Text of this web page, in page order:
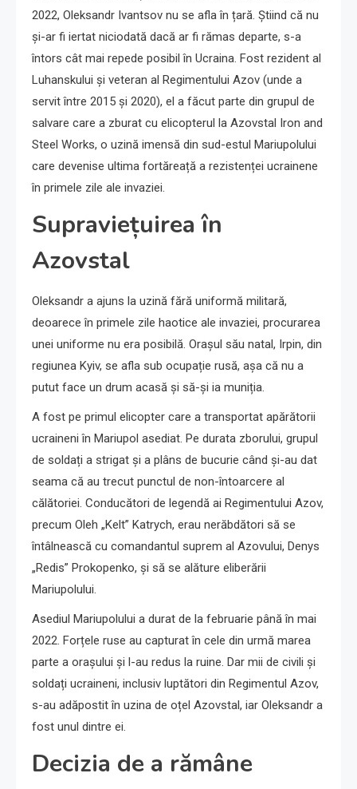
2022, Oleksandr Ivantsov nu se afla în țară. Știind că nu
și-ar fi iertat niciodată dacă ar fi rămas departe, s-a
întors cât mai repede posibil în Ucraina. Fost rezident al
Luhanskului și veteran al Regimentului Azov (unde a
servit între 2015 și 2020), el a făcut parte din grupul de
salvare care a zburat cu elicopterul la Azovstal Iron and
Steel Works, o uzină imensă din sud-estul Mariupolului
care devenise ultima fortăreață a rezistenței ucrainene
în primele zile ale invaziei.
Supraviețuirea în
Azovstal
Oleksandr a ajuns la uzină fără uniformă militară,
deoarece în primele zile haotice ale invaziei, procurarea
unei uniforme nu era posibilă. Orașul său natal, Irpin, din
regiunea Kyiv, se afla sub ocupație rusă, așa că nu a
putut face un drum acasă și să-și ia muniția.
A fost pe primul elicopter care a transportat apărătorii
ucraineni în Mariupol asediat. Pe durata zborului, grupul
de soldați a strigat și a plâns de bucurie când și-au dat
seama că au trecut punctul de non-întoarcere al
călătoriei. Conducători de legendă ai Regimentului Azov,
precum Oleh „Kelt” Katrych, erau nerăbdători să se
întâlnească cu comandantul suprem al Azovului, Denys
„Redis” Prokopenko, și să se alăture eliberării
Mariupolului.
Asediul Mariupolului a durat de la februarie până în mai
2022. Forțele ruse au capturat în cele din urmă marea
parte a orașului și l-au redus la ruine. Dar mii de civili și
soldați ucraineni, inclusiv luptători din Regimentul Azov,
s-au adăpostit în uzina de oțel Azovstal, iar Oleksandr a
fost unul dintre ei.
Decizia de a rămâne